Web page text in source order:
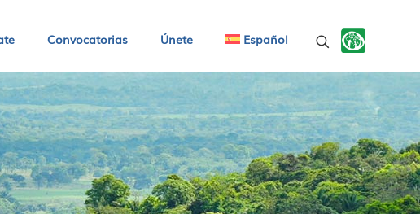
Convocatorias Únete Español